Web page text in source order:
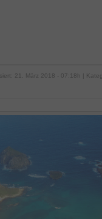
21. März 2018 - 07:18h |